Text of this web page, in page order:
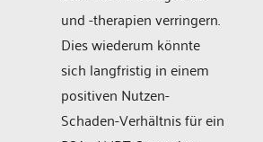
und -therapien verringern.
Dies wiederum könnte
sich langfristig in einem
positiven Nutzen-
Schaden-Verhältnis für ein